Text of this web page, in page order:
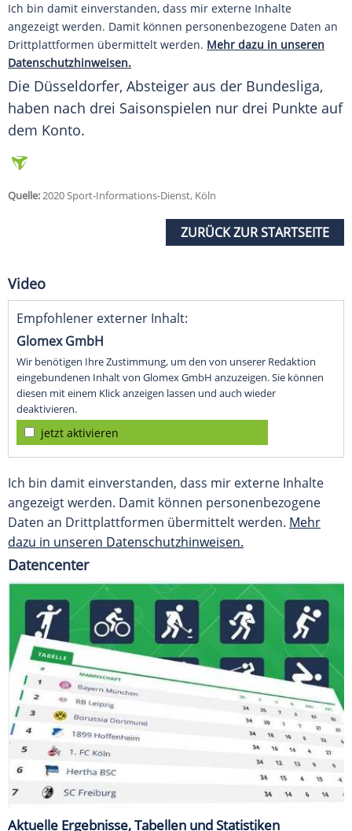
Ich bin damit einverstanden, dass mir externe Inhalte
angezeigt werden. Damit können personenbezogene Daten an
Drittplattformen übermittelt werden. Mehr dazu in unseren
Datenschutzhinweisen.
Die Düsseldorfer, Absteiger aus der Bundesliga,
haben nach drei Saisonspielen nur drei Punkte auf
dem Konto.
Quelle:2020 Sport-Informations-Dienst, Köln
ZURÜCK ZUR STARTSEITE
Video
Empfohlener externer Inhalt:
Glomex GmbH
Wir benötigen Ihre Zustimmung, um den von unserer Redaktion
eingebundenen Inhalt von Glomex GmbH anzuzeigen. Sie können
diesen mit einem Klick anzeigen lassen und auch wieder
deaktivieren.
jetzt aktivieren
Ich bin damit einverstanden, dass mir externe Inhalte
angezeigt werden. Damit können personenbezogene
Daten an Drittplattformen übermittelt werden. Mehr
dazu in unseren Datenschutzhinweisen.
Datencenter
Aktuelle Ergebnisse, Tabellen und Statistiken